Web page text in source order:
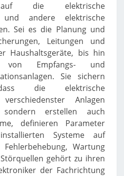
auf die elektrische
und andere elektrische
Sei es die Planung und
Leitungen und
Haushaltsgeräte, bis hin
von Empfangs- und
Sie sichern
die elektrische
verschiedenster Anlagen
erstellen auch
definieren Parameter
Systeme auf
Wartung
gehört zu ihren
der Fachrichtung